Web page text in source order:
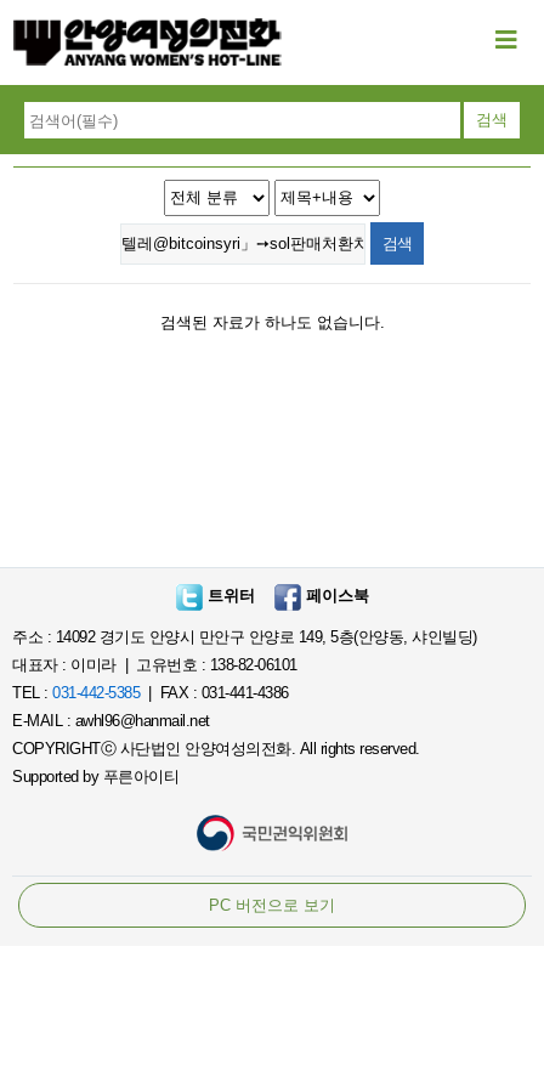
검색된 자료가 하나도 없습니다.
트위터 페이스북
주소 : 14092 경기도 안양시 만안구 안양로 149, 5층(안양동, 샤인빌딩)
대표자 : 이미라 | 고유번호 : 138-82-06101
TEL : 031-442-5385| FAX : 031-441-4386
E-MAIL : awhl96@hanmail.net
COPYRIGHTⓒ 사단법인 안양여성의전화. All rights reserved.
Supported by 푸른아이티
PC 버전으로 보기